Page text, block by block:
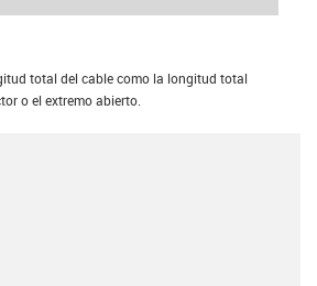
total del cable como la longitud total
o el extremo abierto.